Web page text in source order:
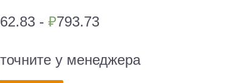
- ₽793.73
у менеджера